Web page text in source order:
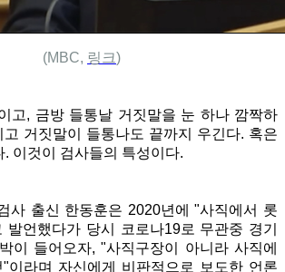
(MBC, 링크)
고, 금방 들통날 거짓말을 눈 하나 깜짝하
거짓말이 들통나도 끝까지 우긴다. 혹은
이것이 검사들의 특성이다.
사 출신 한동훈은 2020년에 "사직에서 롯
발언했다가 당시 코로나19로 무관중 경기
이 들어오자, "사직구장이 아니라 사직에
이라며 자신에게 비판적으로 보도한 언론